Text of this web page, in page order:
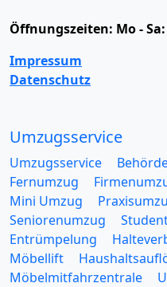
Öffnungszeiten: Mo -
Impressum
Datenschutz
Umzugsservice
Umzugsservice
Fernumzug
Mini Umzug
Seniorenumzug
Entrümpelung
Möbellift
Möbelmitfahrzentrale